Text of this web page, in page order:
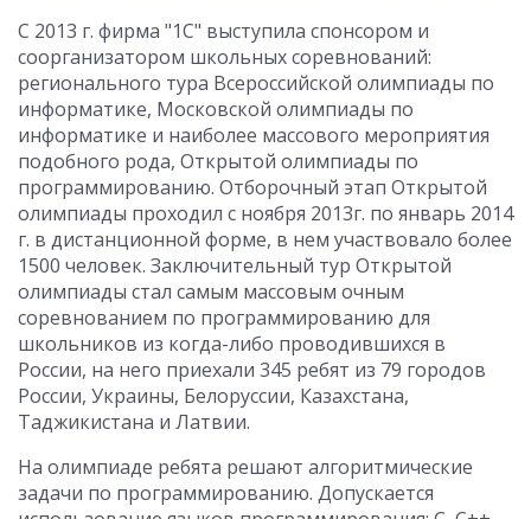
С 2013 г. фирма "1С" выступила спонсором и
соорганизатором школьных соревнований:
регионального тура Всероссийской олимпиады по
информатике, Московской олимпиады по
информатике и наиболее массового мероприятия
подобного рода, Открытой олимпиады по
программированию. Отборочный этап Открытой
олимпиады проходил с ноября 2013г. по январь 2014
г. в дистанционной форме, в нем участвовало более
1500 человек. Заключительный тур Открытой
олимпиады стал самым массовым очным
соревнованием по программированию для
школьников из когда-либо проводившихся в
России, на него приехали 345 ребят из 79 городов
России, Украины, Белоруссии, Казахстана,
Таджикистана и Латвии.
На олимпиаде ребята решают алгоритмические
задачи по программированию. Допускается